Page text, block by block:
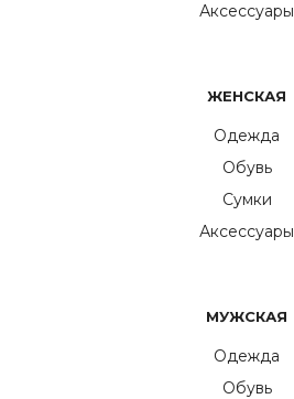
Аксессуары
ЖЕНСКАЯ
Одежда
Обувь
Сумки
Аксессуары
МУЖСКАЯ
Одежда
Обувь